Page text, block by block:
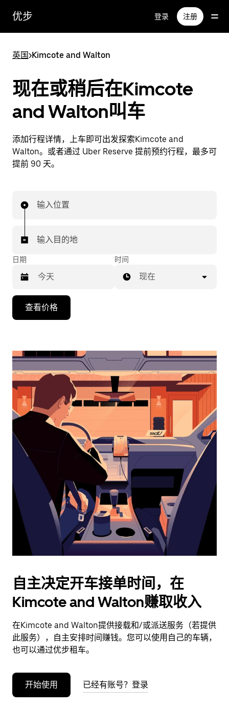
优步 登录 注册
英国>Kimcote and Walton
现在或稍后在Kimcote
and Walton叫车
添加行程详情，上车即可出发探索Kimcote and
Walton。或者通过 Uber Reserve 提前预约行程，最多可
提前 90 天。
输入位置
输入目的地
日期
向
头
浏
日
并
期。
按
退
闭
日
历。
时间
现在
查看价格
自主决定开车接单时间，在
Kimcote and Walton赚取收入
在Kimcote and Walton提供接载和/或派送服务（若提供
此服务），自主安排时间赚钱。您可以使用自己的车辆，
也可以通过优步租车。
开始使用 已经有账号？登录